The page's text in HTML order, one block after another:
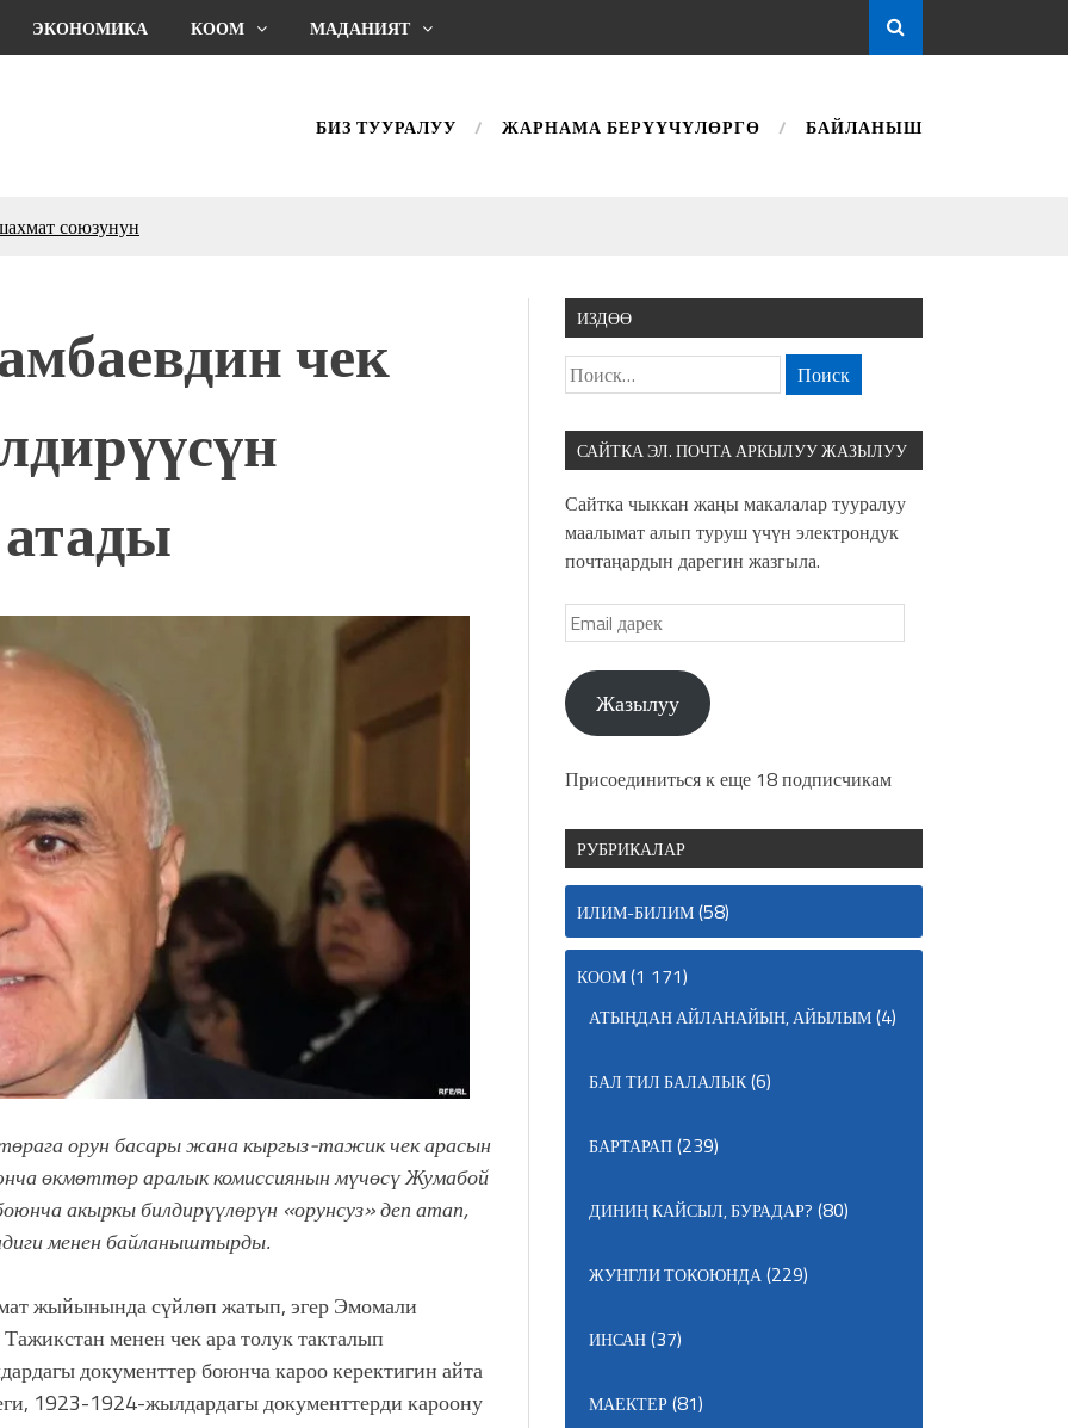
ЭКОНОМИКА КООМ МАДАНИЯТ
БИЗ ТУУРАЛУУ ЖАРНАМА БЕРҮҮЧҮЛӨРГӨ БАЙЛАНЫШ
адабият алпы чыгыш
Тоо” журналынын
Видео)
фонтанды көрүү үчүн
чогулду
Light собрал более 20
темадагы
дагы катышса жакшы
ЖУСУП
шоу
Central Park
союзунун
сыймык жана чоң
чек
орун басары жана кыргыз-тажик чек арасын
өкмөттөр аралык комиссиянын мүчөсү Жумабой
акыркы билдирүүлөрүн «орунсуз» деп атап,
менен байланыштырды.
жыйынында сүйлөп жатып, эгер Эмомали
менен чек ара толук такталып
документтер боюнча кароо керектигин айта
1923-1924-жылдардагы документтерди кароону
ИЗДӨӨ
САЙТКА ЭЛ. ПОЧТА АРКЫЛУУ ЖАЗЫЛУУ
Сайтка чыккан жаңы макалалар тууралуу
маалымат алып туруш үчүн электрондук
почтаңардын дарегин жазгыла.
Жазылуу
Присоединиться к еще 18 подписчикам
РУБРИКАЛАР
ИЛИМ-БИЛИМ(58)
КООМ(1 171)
АТЫҢДАН АЙЛАНАЙЫН, АЙЫЛЫМ(4)
БАЛ ТИЛ БАЛАЛЫК(6)
БАРТАРАП(239)
ДИНИҢ КАЙСЫЛ, БУРАДАР? (80)
ЖУНГЛИ ТОКОЮНДА(229)
ИНСАН(37)
МАЕКТЕР(81)